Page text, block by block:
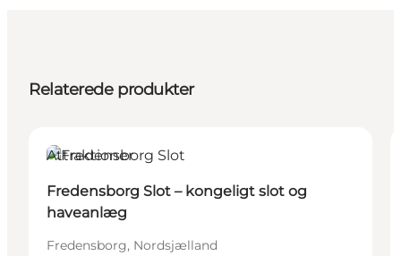
Relaterede produkter
Attraktioner
Fredensborg Slot – kongeligt slot og
haveanlæg
Fredensborg, Nordsjælland